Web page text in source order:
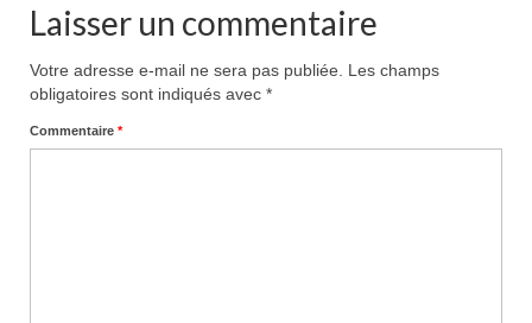
Laisser un commentaire
Votre adresse e-mail ne sera pas publiée.
Les champs
obligatoires sont indiqués avec *
Commentaire *